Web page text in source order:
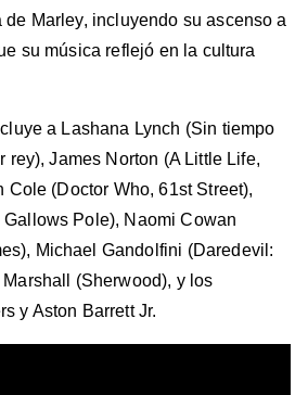
de Marley, incluyendo su ascenso a
su música reflejó en la cultura
a Lashana Lynch (Sin tiempo
rey), James Norton (A Little Life,
Cole (Doctor Who, 61st Street),
Pole), Naomi Cowan
Michael Gandolfini (Daredevil:
(Sherwood), y los
y Aston Barrett Jr.